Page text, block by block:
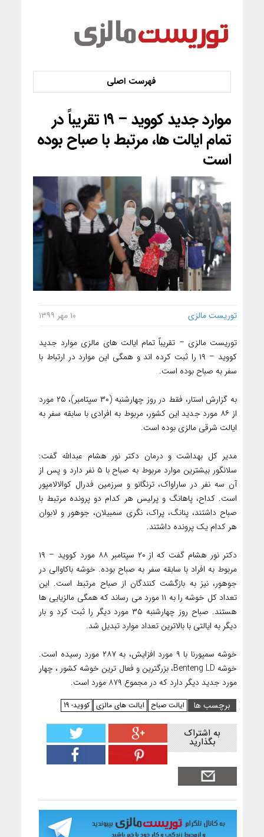
موارد جدید کووید – ۱۹ تقریباً در
تمام ایالت ها، مرتبط با صباح بوده
است
توریست مالزی ۱۰ مهر ۱۳۹۹
توریست مالزی – تقریباً تمام ایالت های مالزی موارد جدید
کووید – ۱۹ را ثبت کرده اند و همگی این موارد در ارتباط با
سفر به صباح بوده است.
به گزارش استار، فقط در روز چهارشنبه (۳۰ سپتامبر)، ۲۵ مورد
از ۸۶ مورد جدید این کشور، مربوط به افرادی با سابقه سفر به
ایالت شرقی مالزی بوده است.
مدیر کل بهداشت و درمان دکتر نور هشام عبدالله گفت:
سلانگور بیشترین موارد مربوط به صباح با ۵ نفر دارد و پس از
آن سه نفر در ساراواک، ترنگانو و سرزمین فدرال کوالالامپور
است. کداح، پاهانگ و پرلیس هر کدام دو پرونده مرتبط با
صباح داشتند، پنانگ، پراک، نگری سمبیلان، جوهور و لابوان
هر کدام یک پرونده داشتند.
دکتر نور هشام گفت که از ۲۰ سپتامبر ۸۸ مورد کووید – ۱۹
مربوط به افراد با سابقه سفر به صباح بوده. خوشه باکاوالی در
جوهور، نیز به بازگشت کنندگان از صباح مرتبط است. این
تعداد کل خوشه را به ۱۱ مورد می رساند که همگی مالزیایی ها
هستند. صباح روز چهارشنبه ۳۵ مورد دیگر را ثبت کرد و بار
دیگر به ایالتی با بالاترین تعداد موارد تبدیل شد.
خوشه سمپورنا با ۹ مورد افزایش، به ۲۸۷ مورد رسیده است.
خوشه Benteng LD، بزرگترین و فعال ترین خوشه کشور ، چهار
مورد جدید دیگر دارد که در مجموع ۸۷۹ مورد است.
برچسب ها
ایالت صباح ایالت های مالزی کووید- 19
به اشتراک
بگذارید